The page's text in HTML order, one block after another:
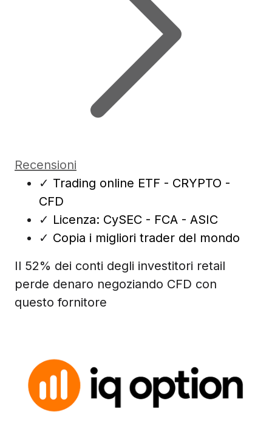
Recensioni
✓ Trading online ETF - CRYPTO -
CFD
✓ Licenza: CySEC - FCA - ASIC
✓ Copia i migliori trader del mondo
Il 52% dei conti degli investitori retail
perde denaro negoziando CFD con
questo fornitore